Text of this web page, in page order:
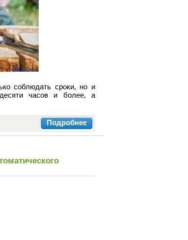
соблюдать сроки, но и
десяти часов и более, а
Подробнее